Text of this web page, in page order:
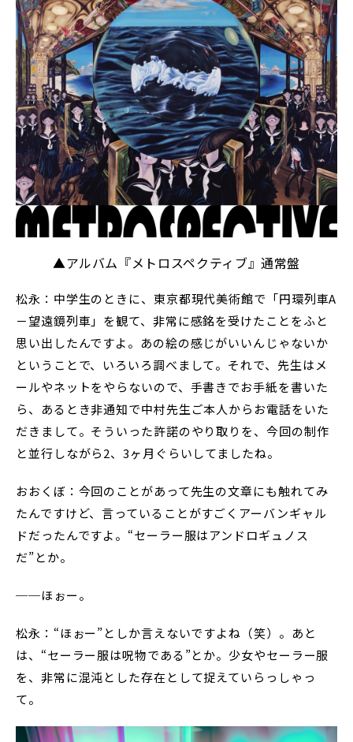
▲アルバム『メトロスペクティブ』通常盤
松永：中学生のときに、東京都現代美術館で「円環列車A
－望遠鏡列車」を観て、非常に感銘を受けたことをふと
思い出したんですよ。あの絵の感じがいいんじゃないか
ということで、いろいろ調べまして。それで、先生はメ
ールやネットをやらないので、手書きでお手紙を書いた
ら、あるとき非通知で中村先生ご本人からお電話をいた
だきまして。そういった許諾のやり取りを、今回の制作
と並行しながら2、3ヶ月ぐらいしてましたね。
おおくぼ：今回のことがあって先生の文章にも触れてみ
たんですけど、言っていることがすごくアーバンギャル
ドだったんですよ。“セーラー服はアンドロギュノス
だ”とか。
──ほぉー。
松永：“ほぉー”としか言えないですよね（笑）。あと
は、“セーラー服は呪物である”とか。少女やセーラー服
を、非常に混沌とした存在として捉えていらっしゃっ
て。